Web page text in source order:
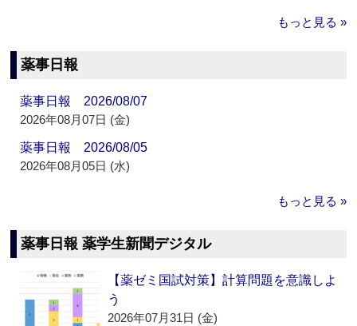
もっと見る »
薬事日報
薬事日報 2026/08/07
2026年08月07日 (金)
薬事日報 2026/08/05
2026年08月05日 (水)
もっと見る »
薬事日報 薬学生新聞デジタル
【薬ゼミ国試対策】計算問題を意識しよ
う
2026年07月31日 (金)